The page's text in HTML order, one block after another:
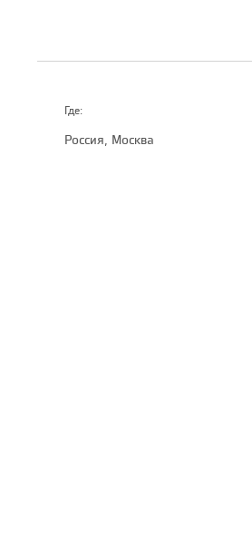
Где:
Россия, Москва